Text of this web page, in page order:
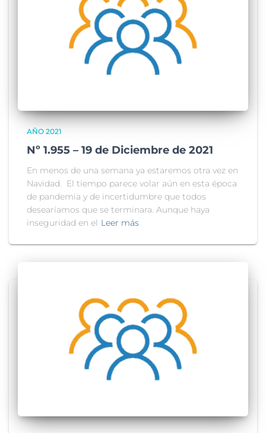
AÑO 2021
Nº 1.955 – 19 de Diciembre de 2021
En menos de una semana ya estaremos otra vez en
Navidad. El tiempo parece volar aún en esta época
de pandemia y de incertidumbre que todos
desearíamos que se terminara. Aunque haya
inseguridad en el Leer más